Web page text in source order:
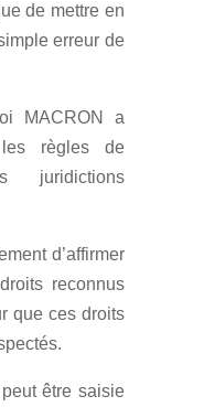
de mettre en
erreur de
MACRON a
règles de
juridictions
d’affirmer
reconnus
que ces droits
être saisie